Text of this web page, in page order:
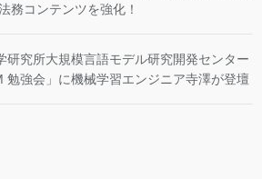
務コンテンツを強化！
研究所大規模言語モデル研究開発センター
勉強会」に機械学習エンジニア寺澤が登壇